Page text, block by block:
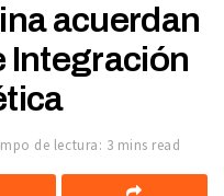
acuerdan
Integración
de lectura: 3 mins read